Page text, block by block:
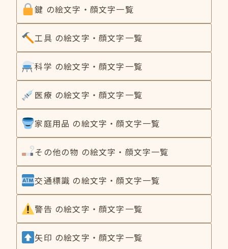
鍵 の絵文字・顔文字一覧
工具 の絵文字・顔文字一覧
科学 の絵文字・顔文字一覧
医療 の絵文字・顔文字一覧
家庭用品 の絵文字・顔文字一覧
その他の物 の絵文字・顔文字一覧
交通標識 の絵文字・顔文字一覧
警告 の絵文字・顔文字一覧
矢印 の絵文字・顔文字一覧